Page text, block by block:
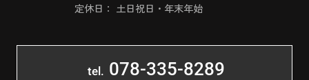
定休日： 土日祝日・年末年始
tel. 078-335-8289